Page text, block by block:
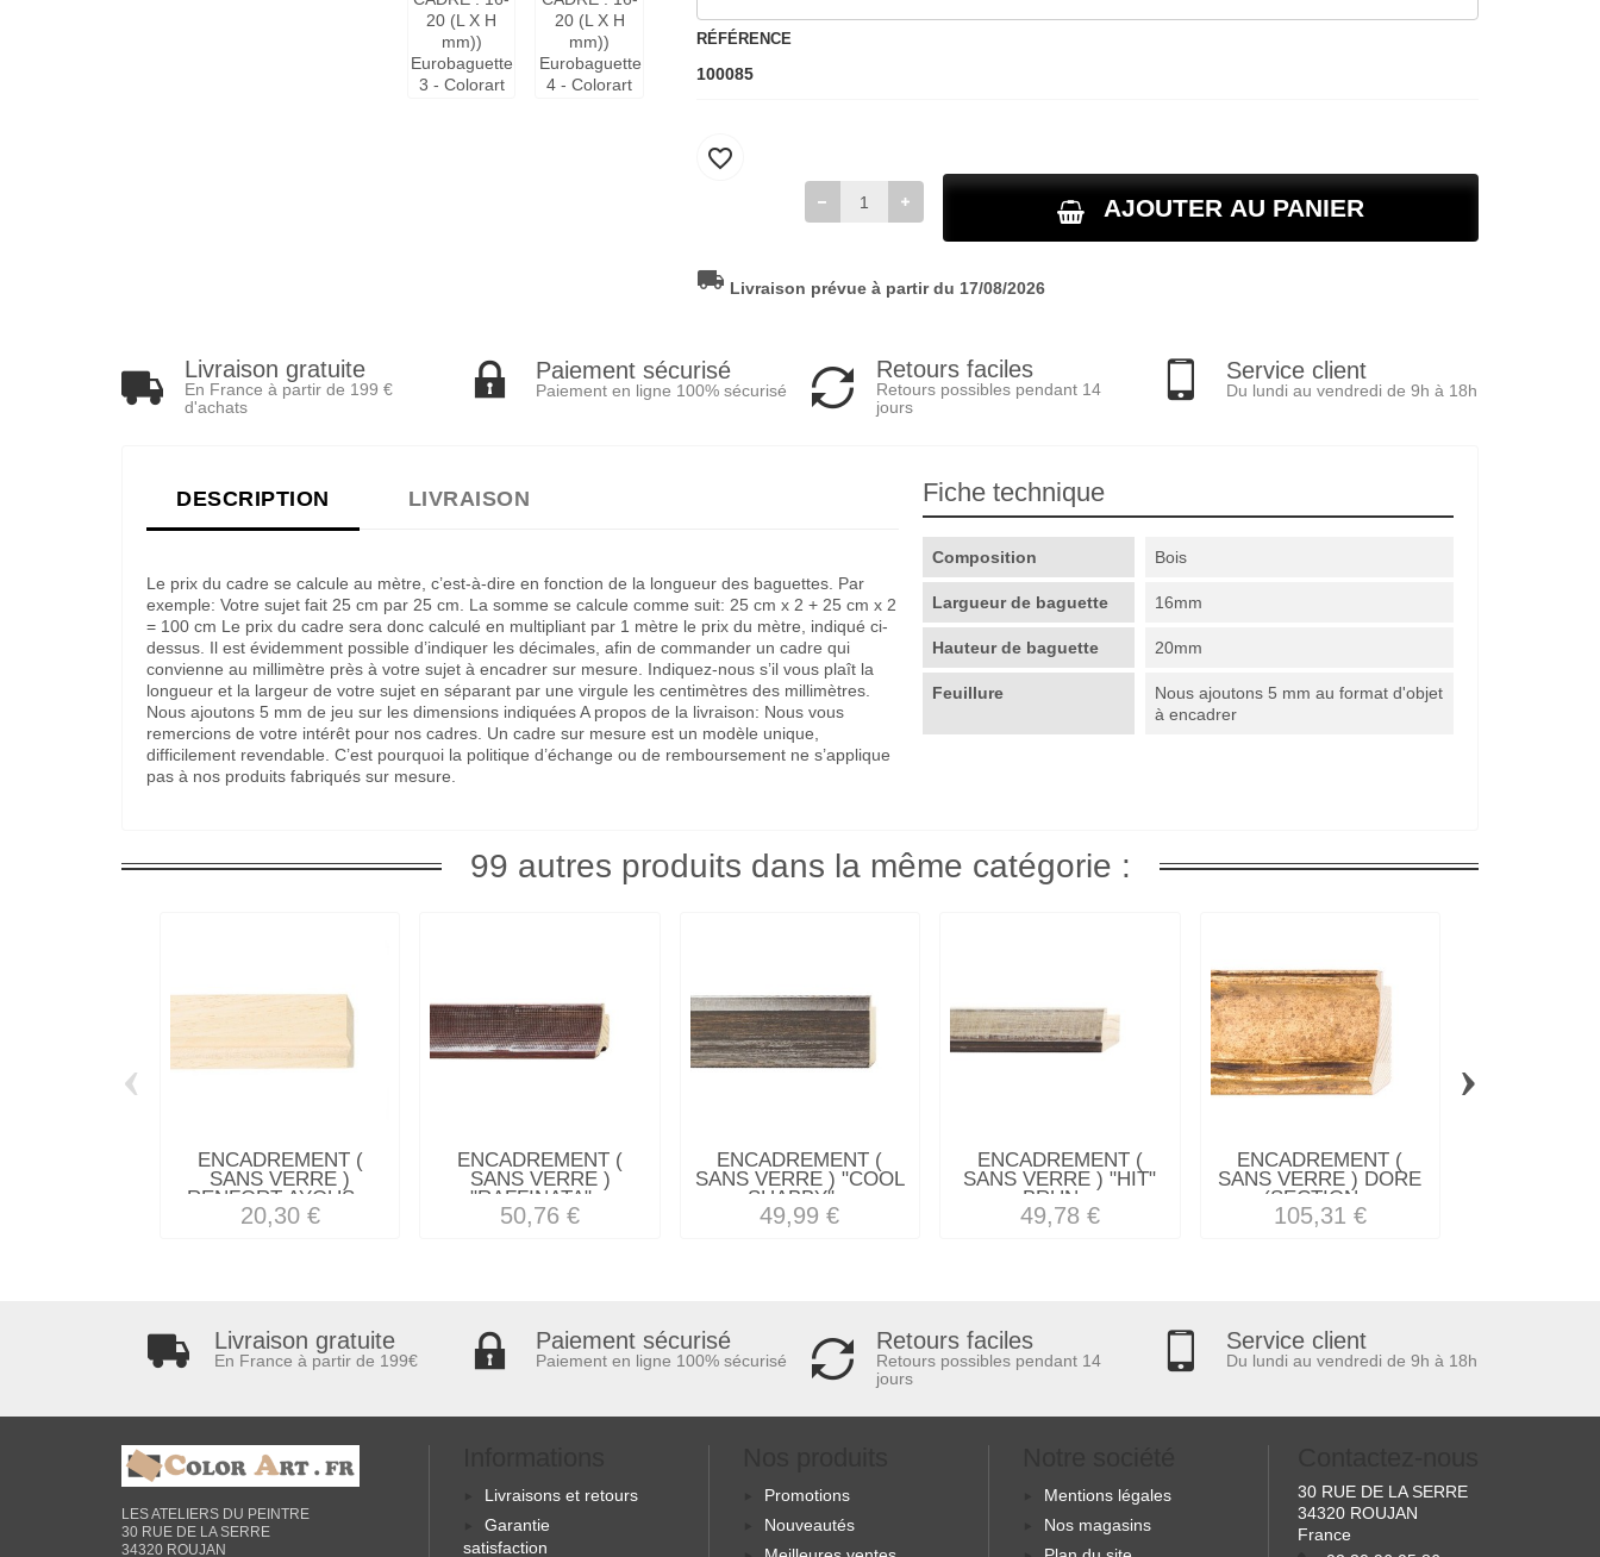
RÉFÉRENCE
100085
AJOUTER AU PANIER
favorite_border
local_shipping Livraison prévue à partir du 17/08/2026
Livraison gratuite
En France à partir de 199 €
d'achats
Paiement sécurisé
Paiement en ligne 100% sécurisé
Retours faciles
Retours possibles pendant 14
jours
Service client
Du lundi au vendredi de 9h à 18h
DESCRIPTION LIVRAISON
Le prix du cadre se calcule au mètre, c’est-à-dire en fonction de la longueur des baguettes. Par
exemple: Votre sujet fait 25 cm par 25 cm. La somme se calcule comme suit: 25 cm x 2 + 25 cm x 2
= 100 cm Le prix du cadre sera donc calculé en multipliant par 1 mètre le prix du mètre, indiqué ci-
dessus. Il est évidemment possible d’indiquer les décimales, afin de commander un cadre qui
convienne au millimètre près à votre sujet à encadrer sur mesure. Indiquez-nous s’il vous plaît la
longueur et la largeur de votre sujet en séparant par une virgule les centimètres des millimètres.
Nous ajoutons 5 mm de jeu sur les dimensions indiquées A propos de la livraison: Nous vous
remercions de votre intérêt pour nos cadres. Un cadre sur mesure est un modèle unique,
difficilement revendable. C’est pourquoi la politique d’échange ou de remboursement ne s’applique
pas à nos produits fabriqués sur mesure.
Fiche technique
Composition Bois
Largueur de baguette 16mm
Hauteur de baguette 20mm
Feuillure
Nous ajoutons 5 mm au format d'objet
à encadrer
99 autres produits dans la même catégorie :
ENCADREMENT (
SANS VERRE )
RENFORT AYOUS...
20,30 €
ENCADREMENT (
SANS VERRE )
"RAFFINATA"...
50,76 €
ENCADREMENT (
SANS VERRE ) "COOL
SHABBY"...
49,99 €
ENCADREMENT (
SANS VERRE ) "HIT"
BRUN...
49,78 €
ENCADREMENT (
SANS VERRE ) DORE
(SECTION...
105,31 €
‹ ›
Livraison gratuite
En France à partir de 199€
Paiement sécurisé
Paiement en ligne 100% sécurisé
Retours faciles
Retours possibles pendant 14
jours
Service client
Du lundi au vendredi de 9h à 18h
LES ATELIERS DU PEINTRE
30 RUE DE LA SERRE
34320 ROUJAN
Livraisons et retours
Garantie
satisfaction
Promotions
Nouveautés
Mentions légales
Nos magasins
30 RUE DE LA SERRE
34320 ROUJAN
France